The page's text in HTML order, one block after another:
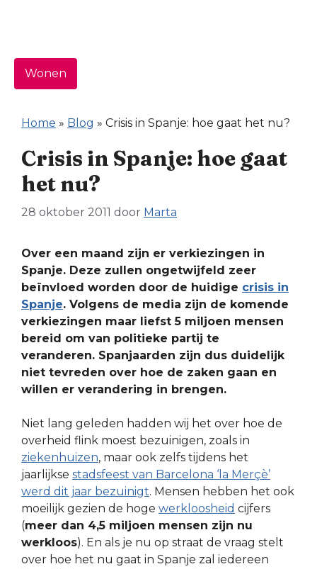
Wonen
Home » Blog » Crisis in Spanje: hoe gaat het nu?
Crisis in Spanje: hoe gaat
het nu?
28 oktober 2011 door Marta
Over een maand zijn er verkiezingen in
Spanje. Deze zullen ongetwijfeld zeer
beïnvloed worden door de huidige crisis in
Spanje. Volgens de media zijn de komende
verkiezingen maar liefst 5 miljoen mensen
bereid om van politieke partij te
veranderen. Spanjaarden zijn dus duidelijk
niet tevreden over hoe de zaken gaan en
willen er verandering in brengen.
Niet lang geleden hadden wij het over hoe de
overheid flink moest bezuinigen, zoals in
ziekenhuizen, maar ook zelfs tijdens het
jaarlijkse stadsfeest van Barcelona ‘la Merçè’
werd dit jaar bezuinigt. Mensen hebben het ook
moeilijk gezien de hoge werkloosheid cijfers
(meer dan 4,5 miljoen mensen zijn nu
werkloos). En als je nu op straat de vraag stelt
over hoe het nu gaat in Spanje zal iedereen